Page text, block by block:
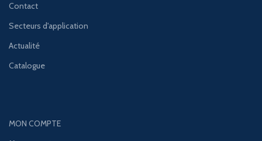
Contact
Secteurs d'application
Actualité
Catalogue
MON COMPTE